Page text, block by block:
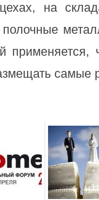
на
применяется,
самые